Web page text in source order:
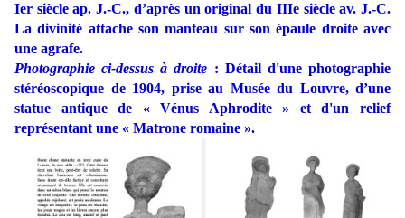
Ier siècle ap. J.-C., d’après un original du IIIe siècle av. J.-C.
La divinité attache son manteau sur son épaule droite avec
une agrafe.
Photographie ci-dessus à droite : Détail d'une photographie
stéréoscopique de 1904, prise au Musée du Louvre, d’une
statue antique de « Vénus Aphrodite » et d'un relief
représentant une « Matrone romaine ».